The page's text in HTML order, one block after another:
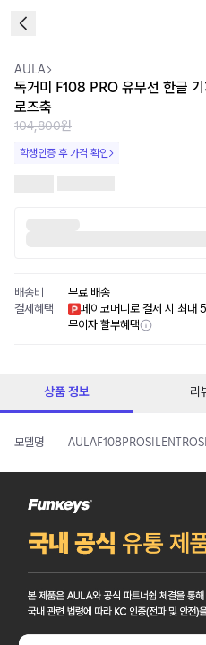
AULA
독거미 F108 PRO 유무선 한글
로즈축
104,800원
학생인증 후 가격 확인
배송비
무료 배송
결제혜택
페이코머니로 결제 시 최대
무이자 할부혜택
상품 정보 리
모델명